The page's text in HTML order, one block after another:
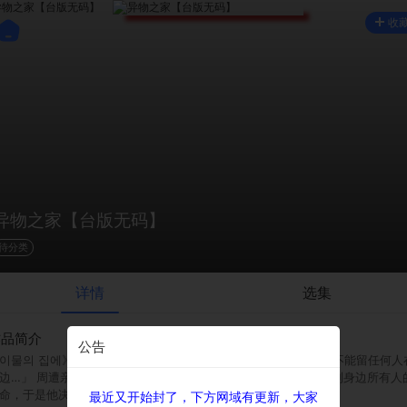
物之家【台版无码】
待分类
收藏
详情 选集
简介
이물의 집에》 平台：bomtoon 「你注定要孤零零地过一辈子，不能留任何人
…」 周遭亲友接连发生意外，崔权终于相信自己生来就会威胁到身边所有人
，于是他决定一个人低调过日子。
公告
最近又开始封了，下方网域有更新，大家